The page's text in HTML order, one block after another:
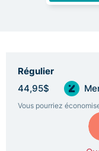
Régulier
44,95$
Vous pourriez